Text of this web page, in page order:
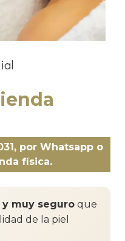
por Whatsapp o
física.
y muy seguro que
de la piel